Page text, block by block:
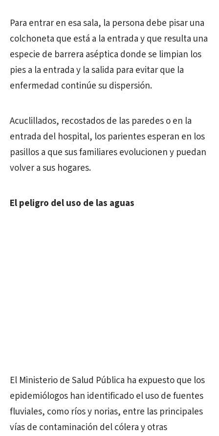
Para entrar en esa sala, la persona debe pisar una
colchoneta que está a la entrada y que resulta una
especie de barrera aséptica donde se limpian los
pies a la entrada y la salida para evitar que la
enfermedad continúe su dispersión.
Acuclillados, recostados de las paredes o en la
entrada del hospital, los parientes esperan en los
pasillos a que sus familiares evolucionen y puedan
volver a sus hogares.
El peligro del uso de las aguas
El Ministerio de Salud Pública ha expuesto que los
epidemiólogos han identificado el uso de fuentes
fluviales, como ríos y norias, entre las principales
vías de contaminación del cólera y otras